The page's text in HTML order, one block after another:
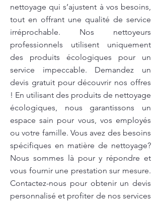
nettoyage qui s’ajustent à vos besoins,
tout en offrant une qualité de service
irréprochable. Nos nettoyeurs
professionnels utilisent uniquement
des produits écologiques pour un
service impeccable. Demandez un
devis gratuit pour découvrir nos offres
! En utilisant des produits de nettoyage
écologiques, nous garantissons un
espace sain pour vous, vos employés
ou votre famille. Vous avez des besoins
spécifiques en matière de nettoyage?
Nous sommes là pour y répondre et
vous fournir une prestation sur mesure.
Contactez-nous pour obtenir un devis
personnalisé et profiter de nos services